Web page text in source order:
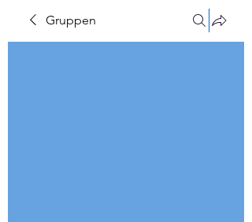
Gruppen